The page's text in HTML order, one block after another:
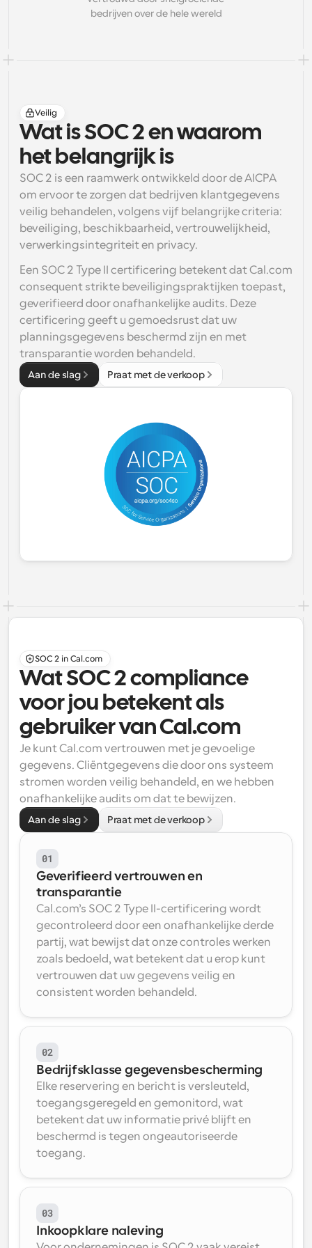
Instant Vergaderingen
Ontmoet cliënten binnen enkele minuten
Dynamische Groep Links
Webhooks
Ontvang een melding wanneer er iets gebeurt
bedrijven over de hele wereld
Veilig
Wat is SOC 2 en waarom
het belangrijk is
SOC 2 is een raamwerk ontwikkeld door de AICPA
om ervoor te zorgen dat bedrijven klantgegevens
veilig behandelen, volgens vijf belangrijke criteria:
beveiliging, beschikbaarheid, vertrouwelijkheid,
verwerkingsintegriteit en privacy.
Een SOC 2 Type II certificering betekent dat Cal.com
consequent strikte beveiligingspraktijken toepast,
geverifieerd door onafhankelijke audits. Deze
certificering geeft u gemoedsrust dat uw
planningsgegevens beschermd zijn en met
transparantie worden behandeld.
Aan de slag Praat met de verkoop
SOC 2 in Cal.com
Wat SOC 2 compliance
voor jou betekent als
gebruiker van Cal.com
Je kunt Cal.com vertrouwen met je gevoelige
gegevens. Cliëntgegevens die door ons systeem
stromen worden veilig behandeld, en we hebben
onafhankelijke audits om dat te bewijzen.
Aan de slag Praat met de verkoop
01
Geverifieerd vertrouwen en
transparantie
Cal.com’s SOC 2 Type II-certificering wordt
gecontroleerd door een onafhankelijke derde
partij, wat bewijst dat onze controles werken
zoals bedoeld, wat betekent dat u erop kunt
vertrouwen dat uw gegevens veilig en
consistent worden behandeld.
02
Bedrijfsklasse gegevensbescherming
Elke reservering en bericht is versleuteld,
toegangsgeregeld en gemonitord, wat
betekent dat uw informatie privé blijft en
beschermd is tegen ongeautoriseerde
toegang.
03
Inkoopklare naleving